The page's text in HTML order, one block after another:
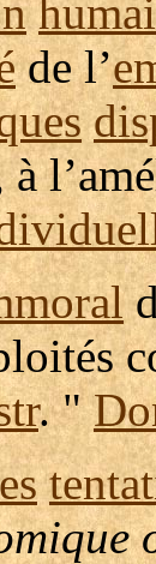
de l’
à l’
. "